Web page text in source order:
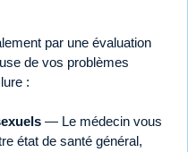
par une évaluation
de vos problèmes
:
— Le médecin vous
état de santé général,